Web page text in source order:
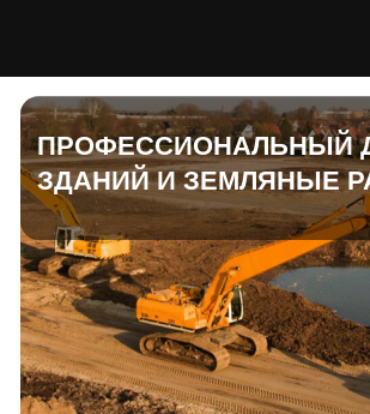
ПРОФЕССИОНАЛЬНЫЙ ДЕМОНТАЖ
ЗДАНИЙ И ЗЕМЛЯНЫЕ РАБОТЫ
УСЛУГИ
Собственный
парк техники
Гарантия работ
и контроль качества
Выезд в
день заявки